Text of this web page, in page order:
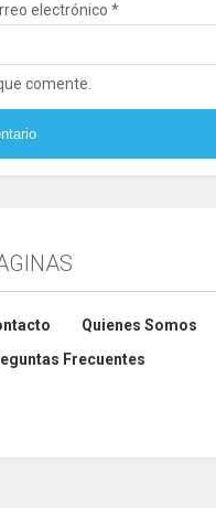
electrónico *
comente.
Quienes Somos
Frecuentes